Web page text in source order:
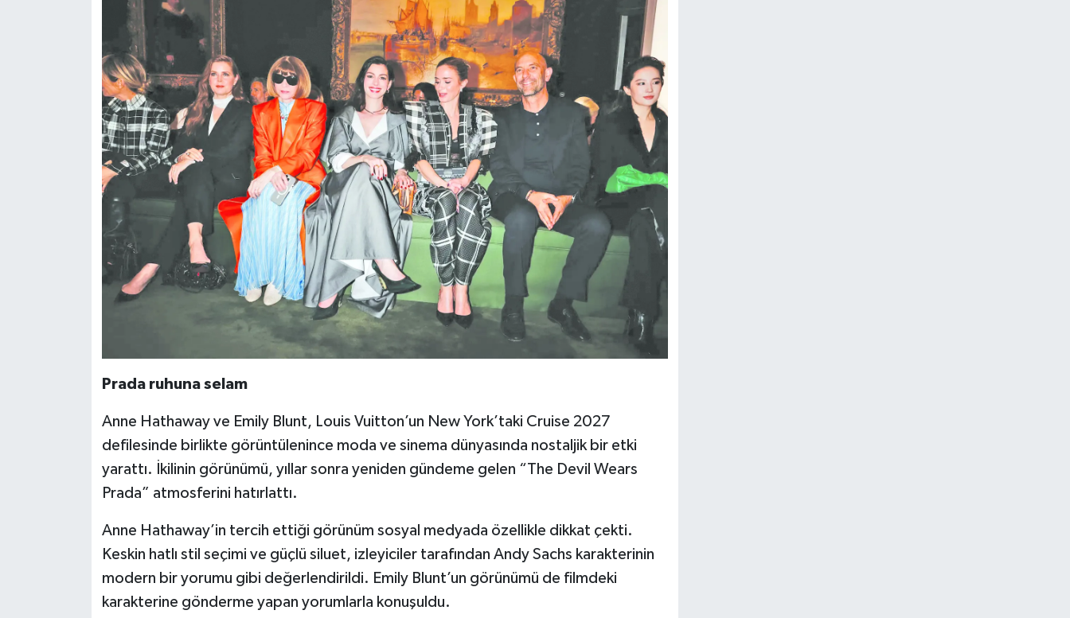
Prada ruhuna selam
Anne Hathaway ve Emily Blunt, Louis Vuitton’un New York’taki Cruise 2027
defilesinde birlikte görüntülenince moda ve sinema dünyasında nostaljik bir etki
yarattı. İkilinin görünümü, yıllar sonra yeniden gündeme gelen “The Devil Wears
Prada” atmosferini hatırlattı.
Anne Hathaway’in tercih ettiği görünüm sosyal medyada özellikle dikkat çekti.
Keskin hatlı stil seçimi ve güçlü siluet, izleyiciler tarafından Andy Sachs karakterinin
modern bir yorumu gibi değerlendirildi. Emily Blunt’un görünümü de filmdeki
karakterine gönderme yapan yorumlarla konuşuldu.